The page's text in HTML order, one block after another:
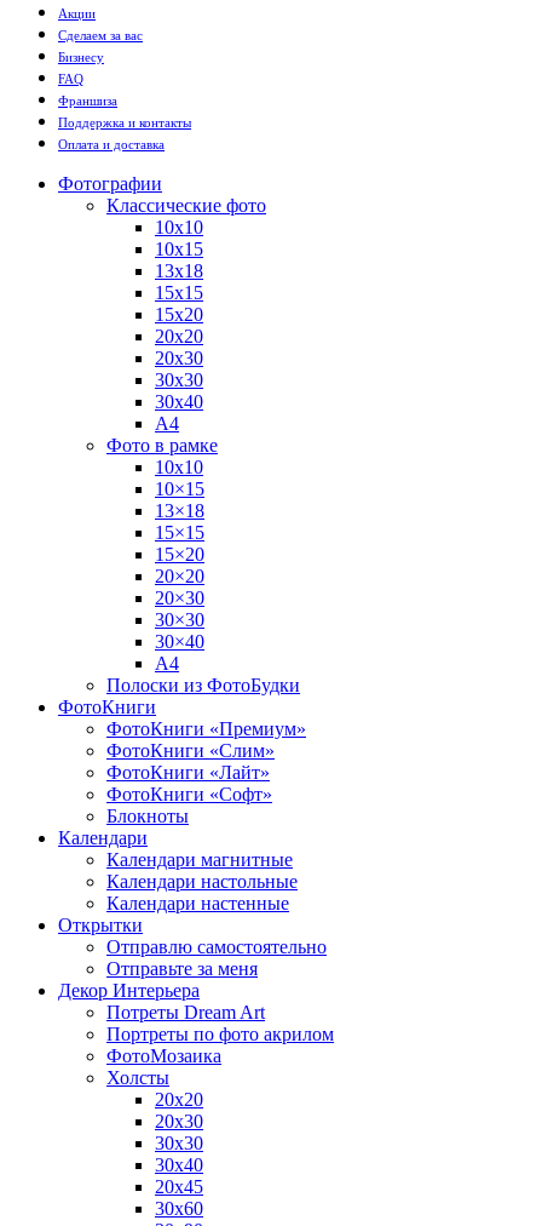
Акции
Сделаем за вас
Бизнесу
FAQ
Франшиза
Поддержка и контакты
Оплата и доставка
Фотографии
Классические фото
10х10
10х15
13х18
15х15
15х20
20х20
20х30
30х30
30х40
А4
Фото в рамке
10х10
10×15
13×18
15×15
15×20
20×20
20×30
30×30
30×40
A4
Полоски из ФотоБудки
ФотоКниги
ФотоКниги «Премиум»
ФотоКниги «Слим»
ФотоКниги «Лайт»
ФотоКниги «Софт»
Блокноты
Календари
Календари магнитные
Календари настольные
Календари настенные
Открытки
Отправлю самостоятельно
Отправьте за меня
Декор Интерьера
Потреты Dream Art
Портреты по фото акрилом
ФотоМозаика
Холсты
20х20
20х30
30х30
30х40
20х45
30х60